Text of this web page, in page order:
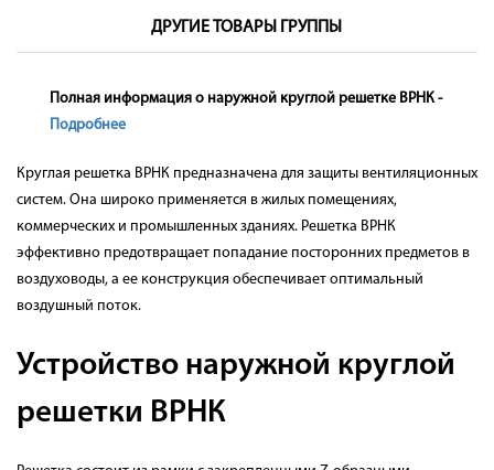
ДРУГИЕ ТОВАРЫ ГРУППЫ
Полная информация о наружной круглой решетке ВРНК -
Подробнее
Круглая решетка ВРНК предназначена для защиты вентиляционных
систем. Она широко применяется в жилых помещениях,
коммерческих и промышленных зданиях. Решетка ВРНК
эффективно предотвращает попадание посторонних предметов в
воздуховоды, а ее конструкция обеспечивает оптимальный
воздушный поток.
Устройство наружной круглой
решетки ВРНК